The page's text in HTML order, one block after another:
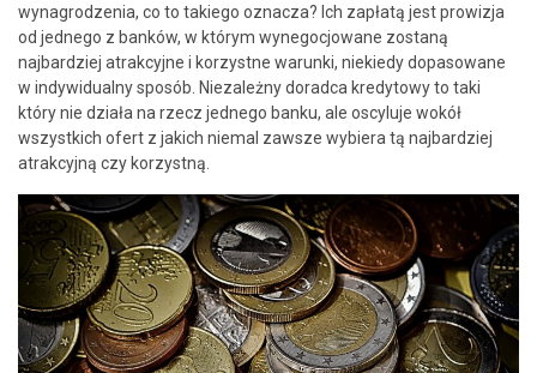
wynagrodzenia, co to takiego oznacza? Ich zapłatą jest prowizja
od jednego z banków, w którym wynegocjowane zostaną
najbardziej atrakcyjne i korzystne warunki, niekiedy dopasowane
w indywidualny sposób. Niezależny doradca kredytowy to taki
który nie działa na rzecz jednego banku, ale oscyluje wokół
wszystkich ofert z jakich niemal zawsze wybiera tą najbardziej
atrakcyjną czy korzystną.